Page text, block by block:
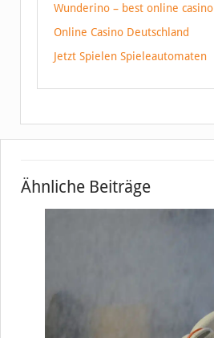
Wunderino – best online casino
Online Casino Deutschland
Jetzt Spielen Spieleautomaten
Ähnliche Beiträge